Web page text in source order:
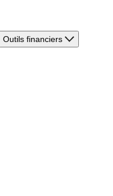
Outils financiers